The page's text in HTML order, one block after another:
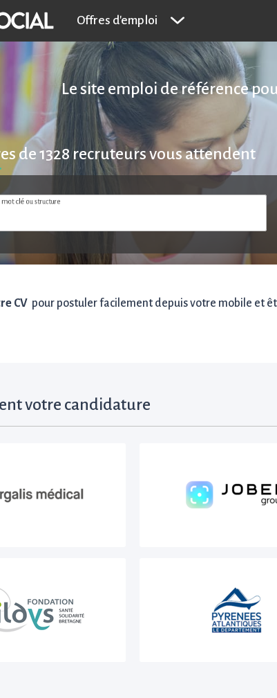
Offres d'emploi
Le site emploi de référence
de1328recruteurs vous attendent
clé ou structure
CV pour postuler facilement depuis votre mobile et
votre candidature